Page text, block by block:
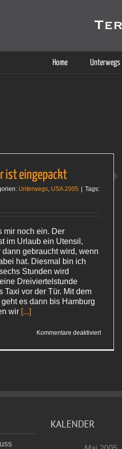
Home Unterwegs
ist eingepackt
Unterwegs, USA 2005
Tags:
mir noch ein. Der
im Urlaub ein Utensil,
gebraucht wird, wenn
hat. Diesmal bin ich
Stunden wird
Dreiviertelstunde
Taxi vor der Tür. Mit dem
es dann bis Hamburg
wir [...]
Kommentare deaktiviertfür
KALENDER
der Dienste. Durch